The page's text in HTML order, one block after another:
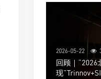
2026-05-22
回顾｜“2026
现